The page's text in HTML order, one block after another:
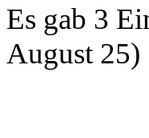
Es gab 3
August 25)